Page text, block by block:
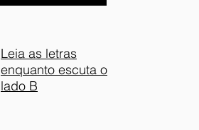
Leia as letras
enquanto escuta o
lado B